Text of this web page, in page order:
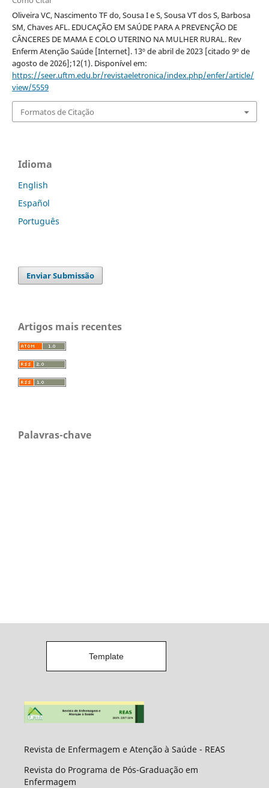
Oliveira VC, Nascimento TF do, Sousa I e S, Sousa VT dos S, Barbosa
SM, Chaves AFL. EDUCAÇÃO EM SAÚDE PARA A PREVENÇÃO DE
CÂNCERES DE MAMA E COLO UTERINO NA MULHER RURAL. Rev
Enferm Atenção Saúde [Internet]. 13º de abril de 2023 [citado 9º de
agosto de 2026];12(1). Disponível em:
https://seer.uftm.edu.br/revistaeletronica/index.php/enfer/article/
view/5559
Formatos de Citação
Idioma
English
Español
Português
Enviar Submissão
Artigos mais recentes
Palavras-chave
Template
Revista de Enfermagem e Atenção à Saúde - REAS
Revista do Programa de Pós-Graduação em
Enfermagem